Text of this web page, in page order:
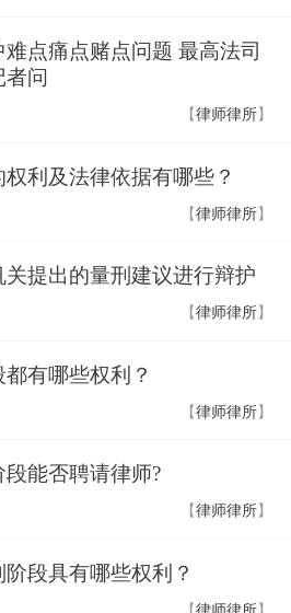
点痛点赌点问题 最高法司
问
【律师律所】
利及法律依据有哪些？
【律师律所】
提出的量刑建议进行辩护
【律师律所】
有哪些权利？
【律师律所】
能否聘请律师?
【律师律所】
段具有哪些权利？
【律师律所】